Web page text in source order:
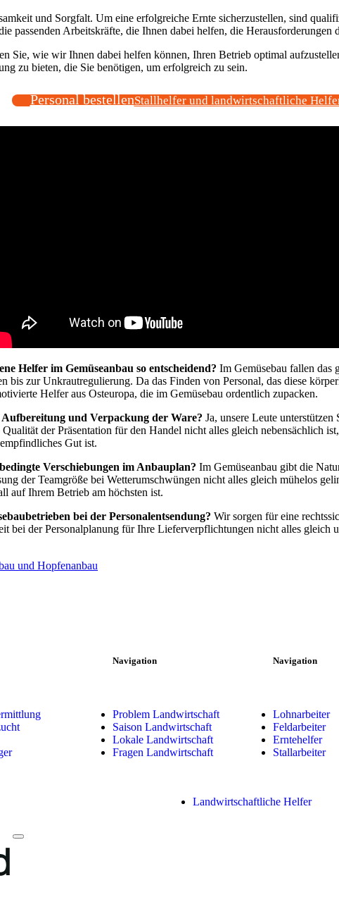
und Sorgfalt. Um eine erfolgreiche Ernte sicherzustellen, sind
passenden Arbeitskräfte, die Ihnen dabei helfen, die Herausforderungen
Sie, wie wir Ihnen dabei helfen können, Ihren Betrieb optimal
zu bieten, die Sie benötigen, um erfolgreich zu sein.
Personal bestellenStallhelfer und landwirtschaftliche
Helfer im Gemüseanbau so entscheidend? Im Gemüsebau fallen das
bis zur Unkrautregulierung. Da das Finden von Personal, das diese
Helfer aus Osteuropa, die im Gemüsebau ordentlich zupacken.
und Verpackung der Ware? Ja, unsere Leute
der Präsentation für den Handel nicht alles gleich nebensächlich
Gut ist.
Verschiebungen im Anbauplan? Im Gemüseanbau gibt die
der Teamgröße bei Wetterumschwüngen nicht alles gleich mühelos
auf Ihrem Betrieb am höchsten ist.
bei der Personalentsendung? Wir sorgen für eine
bei der Personalplanung für Ihre Lieferverpflichtungen nicht alles gleich
und Hopfenanbau
Navigation
Problem Landwirtschaft
Saison Landwirtschaft
Lokale Landwirtschaft
Fragen Landwirtschaft
Navigation
Lohnarbeiter
Feldarbeiter
Erntehelfer
Stallarbeiter
Landwirtschaftliche Helfer